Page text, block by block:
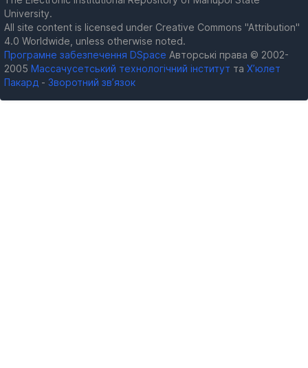
University.
All site content is licensed under Creative Commons "Attribution"
4.0 Worldwide, unless otherwise noted.
Програмне забезпечення DSpace Авторські права © 2002-
2005 Массачусетський технологічний інститут та Х’юлет
Пакард - Зворотний зв’язок